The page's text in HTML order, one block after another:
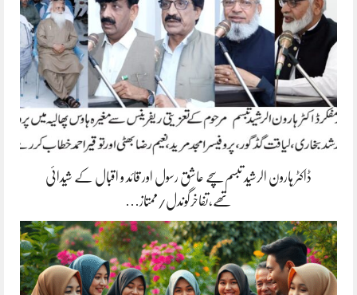
ڈاکٹر ہارون الرشید تبسم سچے عاشق رسول اور قائد و اقبال کے شیدائی
تھے،تفاخرگوندل/ممتاز…